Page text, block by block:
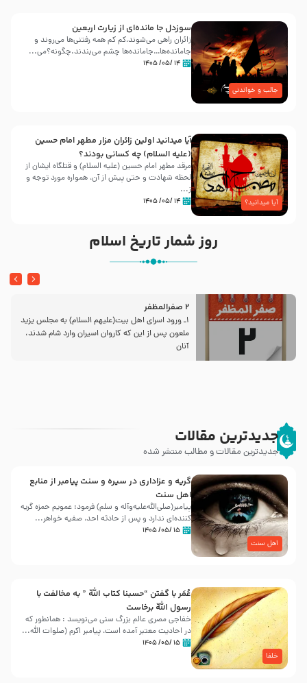
جالب و خواندنی
سوزدل جا مانده‌ای از زیارت اربعین
زائران راهی می‌شوند،کم‌ کم همه رفتنی‌ها می‌روند و
جامانده‌ها…جامانده‌ها چشم می‌بندند.چگونه؟می‌...
۱۴ /۰۵/ ۱۴۰۵
آیا میدانید؟
آیا میدانید اولین زائران مزار مطهر امام حسین
(علیه السلام) چه کسانی بودند؟
مرقد مطهر امام حسین (علیه السلام) و قتلگاه ایشان از
لحظه شهادت و حتی پیش از آن، همواره مورد توجه و
ز...
۱۴ /۰۵/ ۱۴۰۵
روز شمار تاریخ اسلام
2 صفرالمظفر
1ـ ورود اسراى اهل بیت‌(علیهم السلام) به مجلس یزید
ملعون پس از این كه كاروان اسیران وارد شام شدند،
آنان
جدیدترین مقالات
جدیدترین مقالات و مطالب منتشر شده
اهل سنت
گریه و عزاداری در سیره و سنت پیامبر از منابع
اهل سنت
پیامبر(صلی‌الله‌علیه‌وآله و سلم) فرمود: عمویم حمزه گریه
کننده‌ای ندارد و پس از حادثه احد، صفیه خواهر...
۱۵ /۰۵/ ۱۴۰۵
خلفا
عُمَر با گفتن “حسبنا كتاب اللّه ” به مخالفت با
رسول اللّه برخاست
خفاجی مصری عالم بزرگ سنی می‌نویسد : همانطور که
در احادیث معتبر آمده است، پیامبر اکرم (صلوات اللّه...
۱۵ /۰۵/ ۱۴۰۵